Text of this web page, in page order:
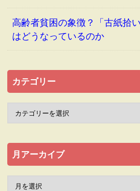
高齢者貧困の象徴？「古紙拾
はどうなっているのか
カテゴリー
月アーカイブ